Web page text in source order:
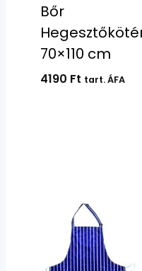
Bőr
70×110 cm
4190 Ft tart. ÁFA